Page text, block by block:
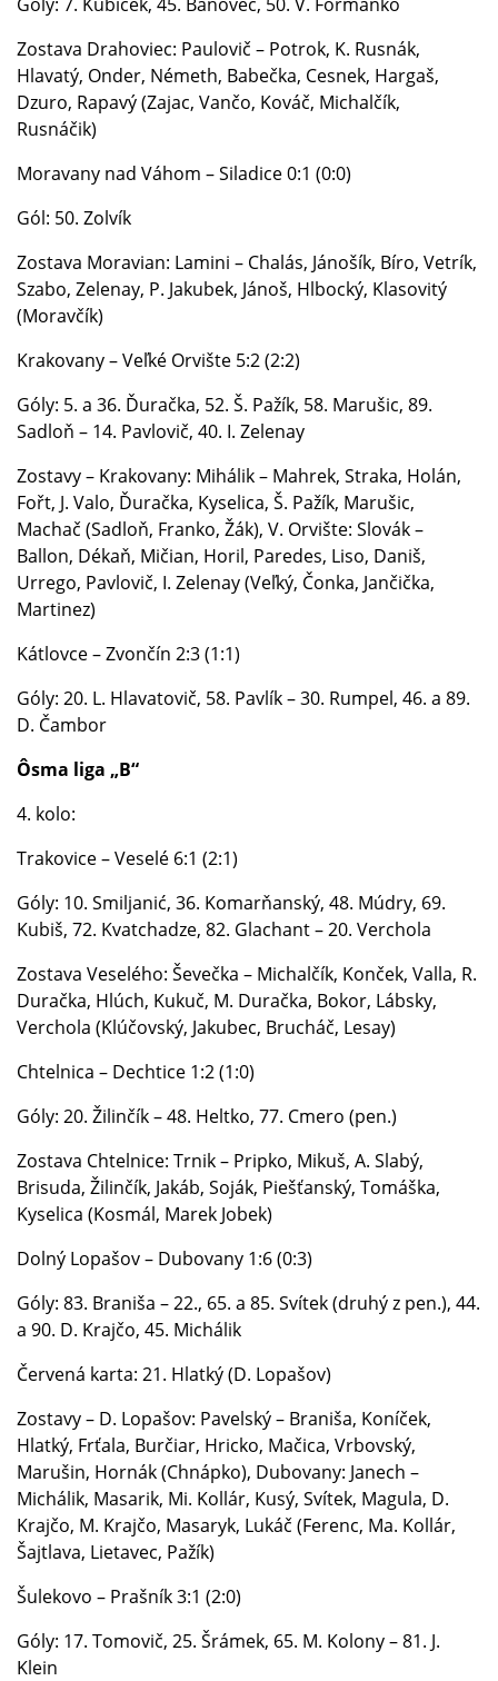
Zostava Drahoviec: Paulovič – Potrok, K. Rusnák,
Hlavatý, Onder, Németh, Babečka, Cesnek, Hargaš,
Dzuro, Rapavý (Zajac, Vančo, Kováč, Michalčík,
Rusnáčik)
Moravany nad Váhom – Siladice 0:1 (0:0)
Gól: 50. Zolvík
Zostava Moravian: Lamini – Chalás, Jánošík, Bíro, Vetrík,
Szabo, Zelenay, P. Jakubek, Jánoš, Hlbocký, Klasovitý
(Moravčík)
Krakovany – Veľké Orvište 5:2 (2:2)
Góly: 5. a 36. Ďuračka, 52. Š. Pažík, 58. Marušic, 89.
Sadloň – 14. Pavlovič, 40. I. Zelenay
Zostavy – Krakovany: Mihálik – Mahrek, Straka, Holán,
Fořt, J. Valo, Ďuračka, Kyselica, Š. Pažík, Marušic,
Machač (Sadloň, Franko, Žák), V. Orvište: Slovák –
Ballon, Dékaň, Mičian, Horil, Paredes, Liso, Daniš,
Urrego, Pavlovič, I. Zelenay (Veľký, Čonka, Jančička,
Martinez)
Kátlovce – Zvončín 2:3 (1:1)
Góly: 20. L. Hlavatovič, 58. Pavlík – 30. Rumpel, 46. a 89.
D. Čambor
Ôsma liga „B“
4. kolo:
Trakovice – Veselé 6:1 (2:1)
Góly: 10. Smiljanić, 36. Komarňanský, 48. Múdry, 69.
Kubiš, 72. Kvatchadze, 82. Glachant – 20. Verchola
Zostava Veselého: Ševečka – Michalčík, Konček, Valla, R.
Duračka, Hlúch, Kukuč, M. Duračka, Bokor, Lábsky,
Verchola (Klúčovský, Jakubec, Brucháč, Lesay)
Chtelnica – Dechtice 1:2 (1:0)
Góly: 20. Žilinčík – 48. Heltko, 77. Cmero (pen.)
Zostava Chtelnice: Trnik – Pripko, Mikuš, A. Slabý,
Brisuda, Žilinčík, Jakáb, Soják, Piešťanský, Tomáška,
Kyselica (Kosmál, Marek Jobek)
Dolný Lopašov – Dubovany 1:6 (0:3)
Góly: 83. Braniša – 22., 65. a 85. Svítek (druhý z pen.), 44.
a 90. D. Krajčo, 45. Michálik
Červená karta: 21. Hlatký (D. Lopašov)
Zostavy – D. Lopašov: Pavelský – Braniša, Koníček,
Hlatký, Frťala, Burčiar, Hricko, Mačica, Vrbovský,
Marušin, Hornák (Chnápko), Dubovany: Janech –
Michálik, Masarik, Mi. Kollár, Kusý, Svítek, Magula, D.
Krajčo, M. Krajčo, Masaryk, Lukáč (Ferenc, Ma. Kollár,
Šajtlava, Lietavec, Pažík)
Šulekovo – Prašník 3:1 (2:0)
Góly: 17. Tomovič, 25. Šrámek, 65. M. Kolony – 81. J.
Klein